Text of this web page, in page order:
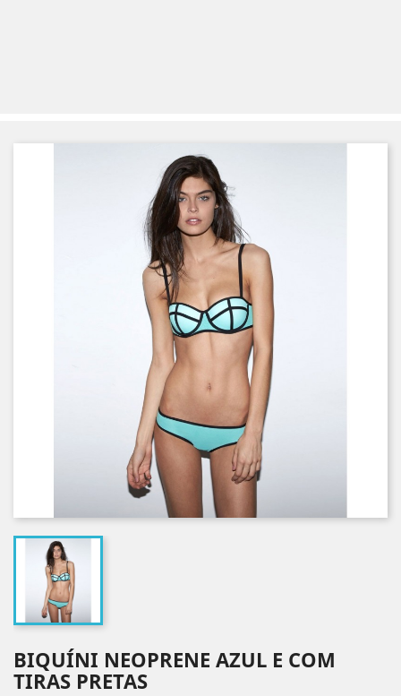
BIQUÍNI NEOPRENE AZUL E COM
TIRAS PRETAS